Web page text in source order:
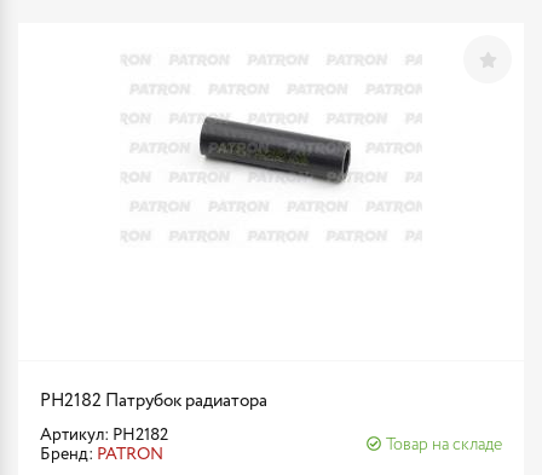
PH2182 Патрубок радиатора
Артикул: PH2182
Бренд: PATRON
Товар на складе